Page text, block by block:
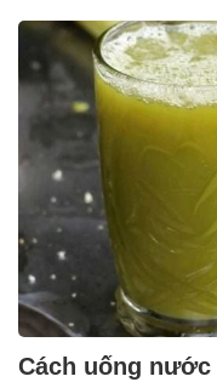
Cách uống